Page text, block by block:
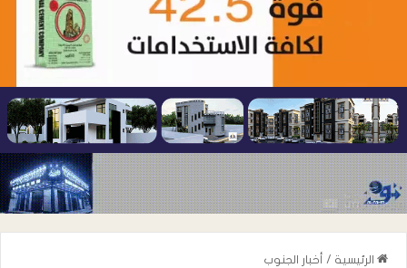
الرئيسية / أخبار الجنوب